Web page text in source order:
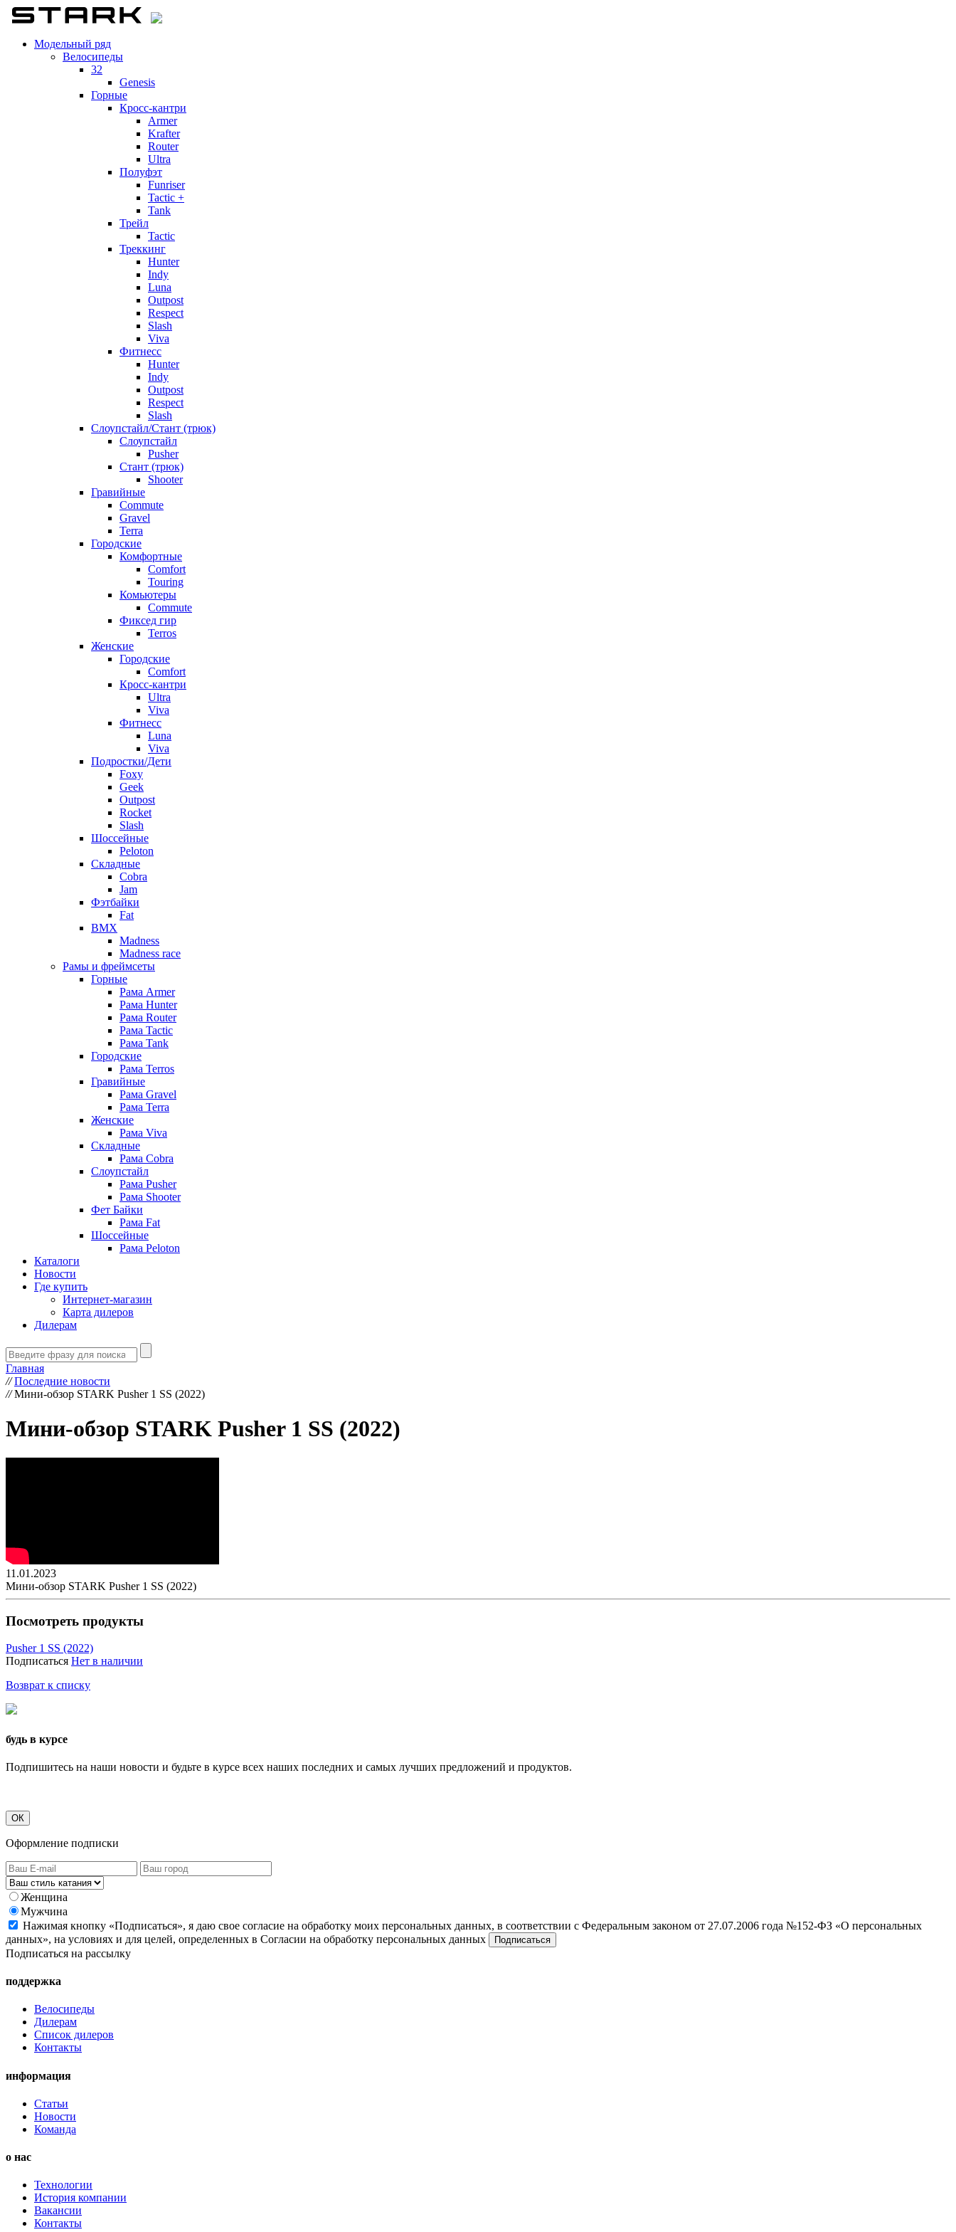
Модельный ряд
Велосипеды
32
Genesis
Горные
Кросс-кантри
Armer
Krafter
Router
Ultra
Полуфэт
Funriser
Tactic +
Tank
Трейл
Tactic
Треккинг
Hunter
Indy
Luna
Outpost
Respect
Slash
Viva
Фитнесс
Hunter
Indy
Outpost
Respect
Slash
Слоупстайл/Стант (трюк)
Слоупстайл
Pusher
Стант (трюк)
Shooter
Гравийные
Commute
Gravel
Terra
Городские
Комфортные
Comfort
Touring
Комьютеры
Commute
Фиксед гир
Terros
Женские
Городские
Comfort
Кросс-кантри
Ultra
Viva
Фитнесс
Luna
Viva
Подростки/Дети
Foxy
Geek
Outpost
Rocket
Slash
Шоссейные
Peloton
Складные
Cobra
Jam
Фэтбайки
Fat
BMX
Madness
Madness race
Рамы и фреймсеты
Горные
Рама Armer
Рама Hunter
Рама Router
Рама Tactic
Рама Tank
Городские
Рама Terros
Гравийные
Рама Gravel
Рама Terra
Женские
Рама Viva
Складные
Рама Cobra
Слоупстайл
Рама Pusher
Рама Shooter
Фет Байки
Рама Fat
Шоссейные
Рама Peloton
Каталоги
Новости
Где купить
Интернет-магазин
Карта дилеров
Дилерам
Главная
// Последние новости
// Мини-обзор STARK Pusher 1 SS (2022)
Мини-обзор STARK Pusher 1 SS (2022)
11.01.2023
Мини-обзор STARK Pusher 1 SS (2022)
Посмотреть продукты
Pusher 1 SS (2022)
Подписаться Нет в наличии
Возврат к списку
будь в курсе
Подпишитесь на наши новости и будьте в курсе всех наших последних и самых лучших предложений и продуктов.
ОК
Оформление подписки
Женщина
Мужчина
Нажимая кнопку «Подписаться», я даю свое согласие на обработку моих персональных данных, в соответствии с Федеральным законом от 27.07.2006 года №152-ФЗ «О персональных
данных», на условиях и для целей, определенных в Согласии на обработку персональных данных
Подписаться на рассылку
поддержка
Велосипеды
Дилерам
Список дилеров
Контакты
информация
Статьи
Новости
Команда
о нас
Технологии
История компании
Вакансии
Контакты